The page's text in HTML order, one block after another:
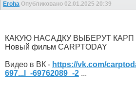
Eroha Опубликовано 02.01.2025 20:39
КАКУЮ НАСАДКУ ВЫБЕРУТ КАРП
Новый фильм CARPTODAY
Видео в ВК - https://vk.com/
697...l_-69762089_-2 ...